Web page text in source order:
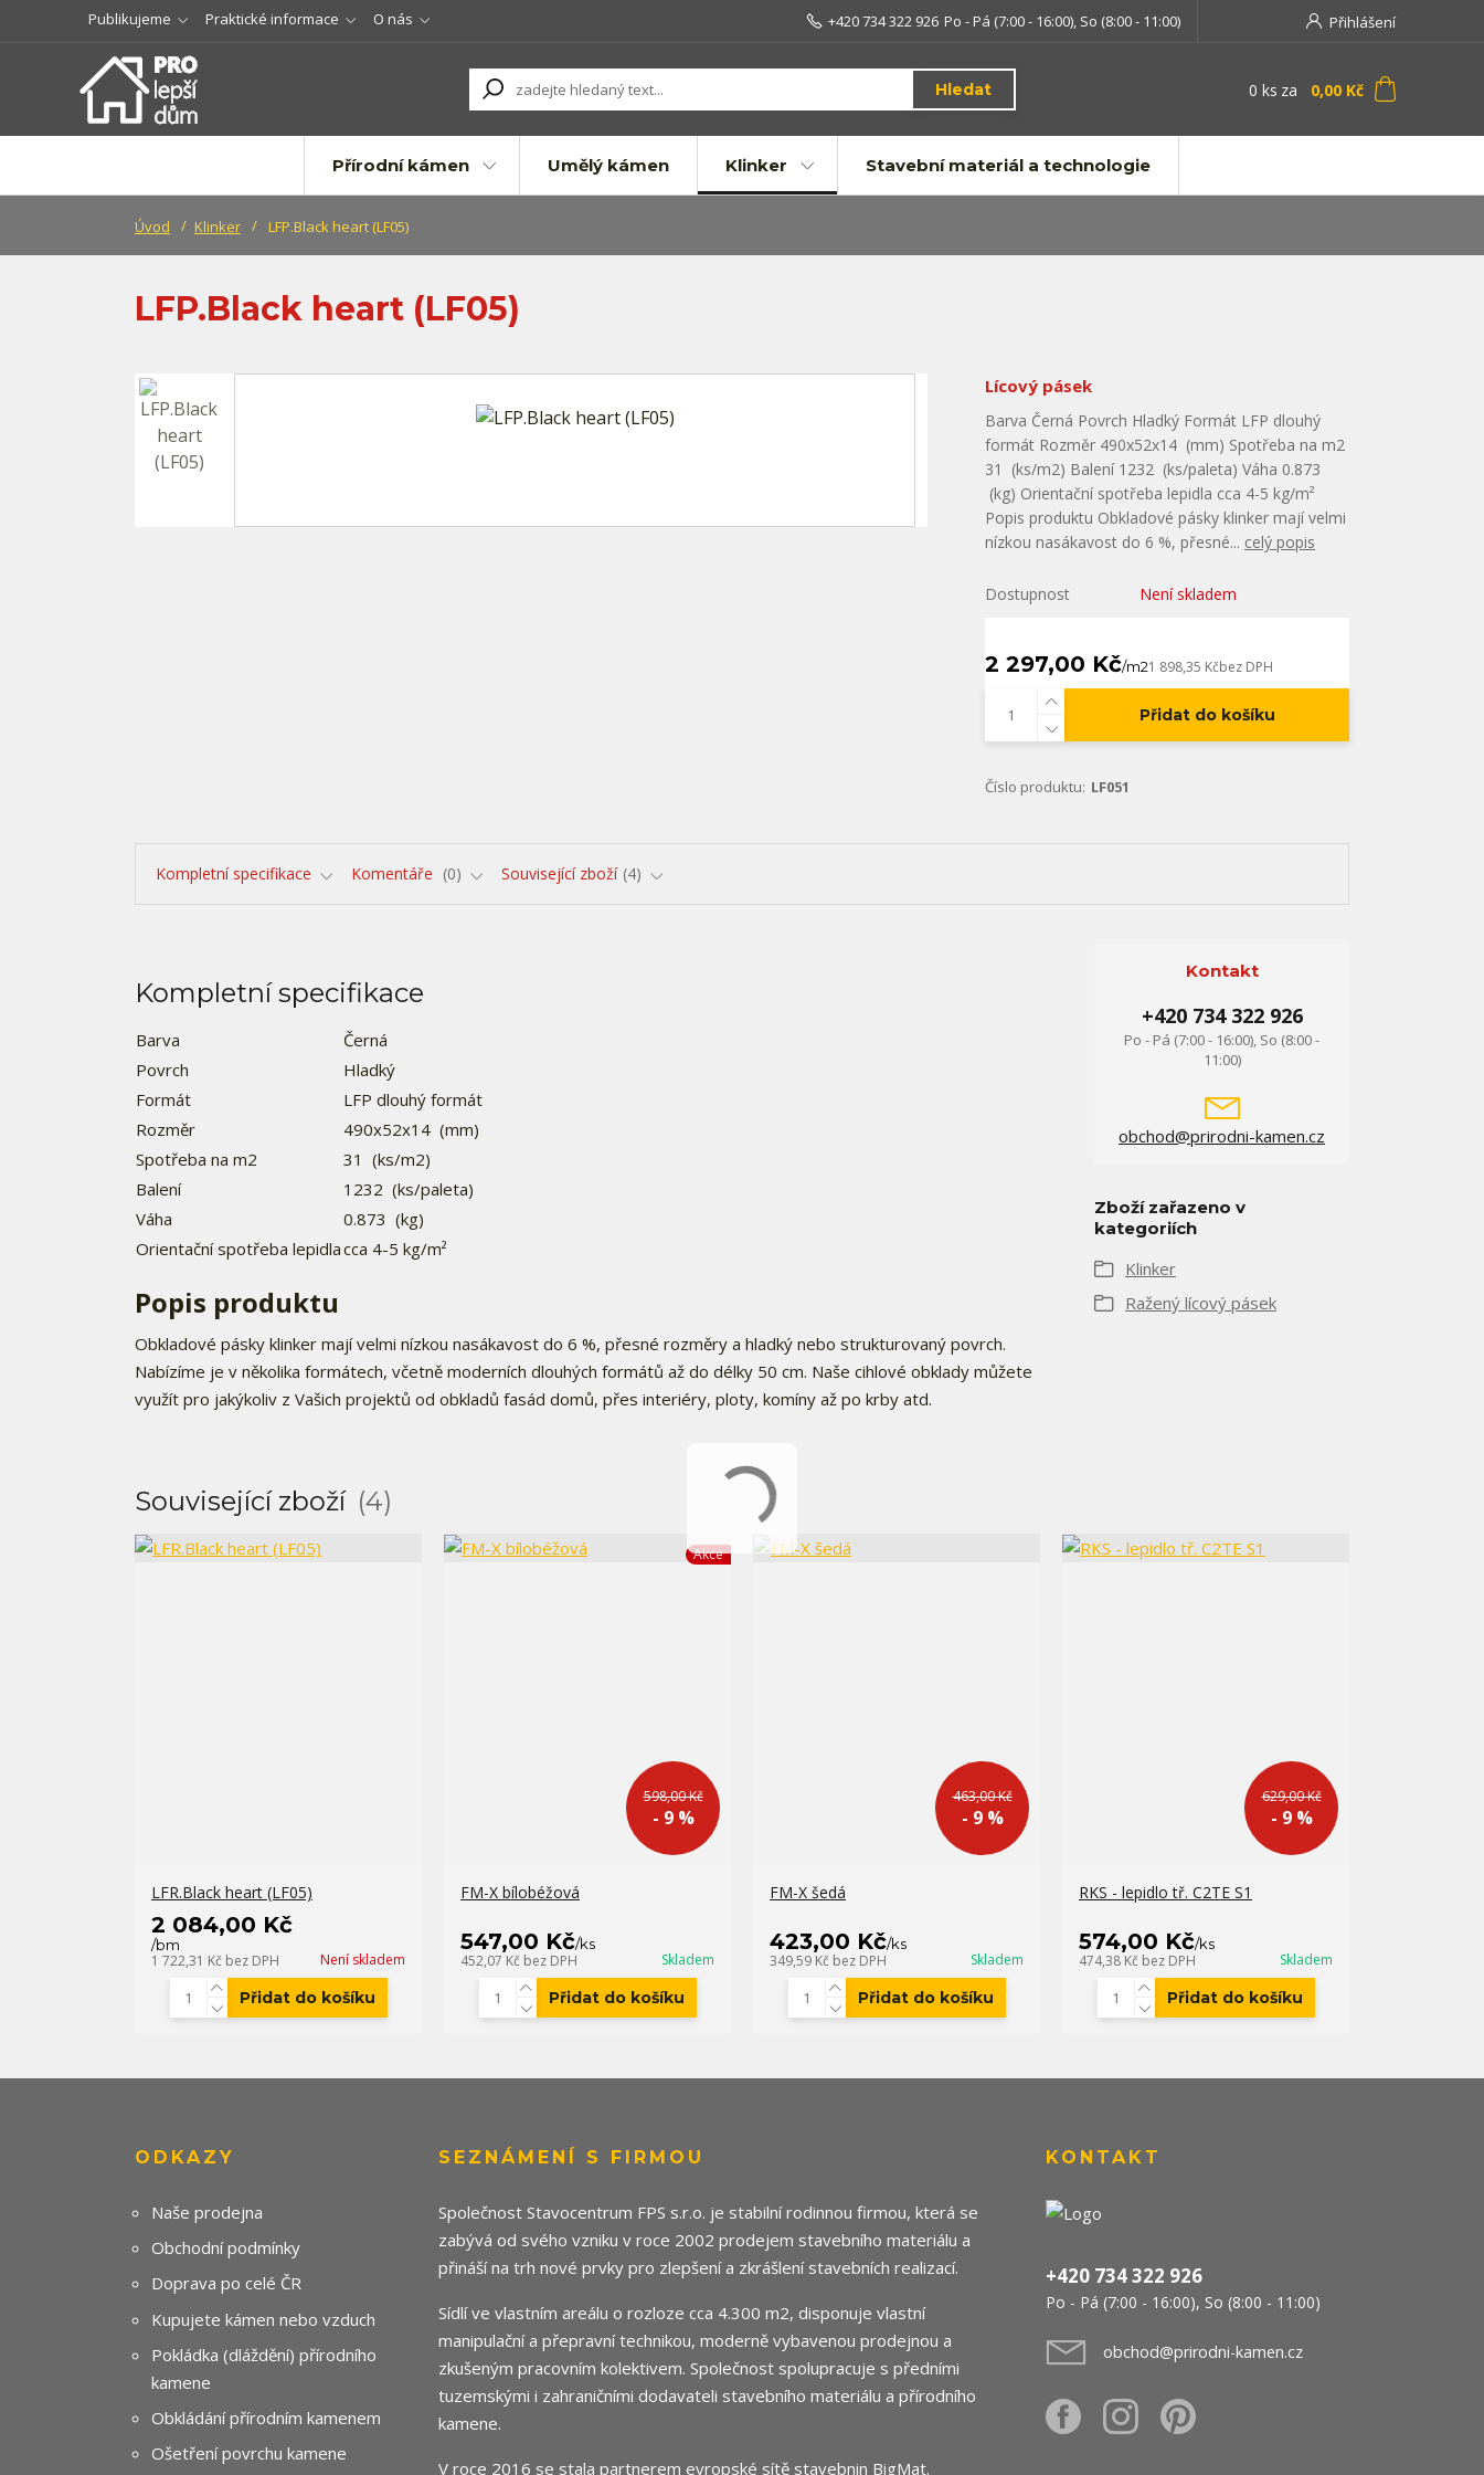
Publikujeme Praktické informace O nás Přihlášení
Hledat
+420 734 322 926 Po - Pá (7:00 - 16:00), So (8:00 - 11:00)
0 ks za 0,00 Kč
Přírodní kámen Umělý kámen Klinker Stavební materiál a technologie
Úvod Klinker LFP.Black heart (LF05)
LFP.Black heart (LF05)
Lícový pásek
Barva Černá Povrch Hladký Formát LFP dlouhý
formát Rozměr 490x52x14 (mm) Spotřeba na m2
31 (ks/m2) Balení 1232 (ks/paleta) Váha 0.873
(kg) Orientační spotřeba lepidla cca 4-5 kg/m²
Popis produktu Obkladové pásky klinker mají velmi
nízkou nasákavost do 6 %, přesné... celý popis
Dostupnost Není skladem
2 297,00 Kč/m21 898,35 Kčbez DPH
Přidat do košíku
Číslo produktu: LF051
Kompletní specifikace Komentáře 0 Související zboží 4
Kompletní specifikace
Barva
Černá
Povrch
Hladký
Formát
LFP dlouhý formát
Rozměr
490x52x14 (mm)
Spotřeba na m2
31 (ks/m2)
Balení
1232 (ks/paleta)
Váha
0.873 (kg)
Orientační spotřeba lepidlacca 4-5 kg/m²
Popis produktu
Obkladové pásky klinker mají velmi nízkou nasákavost do 6 %, přesné rozměry a hladký nebo strukturovaný povrch.
Nabízíme je v několika formátech, včetně moderních dlouhých formátů až do délky 50 cm. Naše cihlové obklady můžete
využít pro jakýkoliv z Vašich projektů od obkladů fasád domů, přes interiéry, ploty, komíny až po krby atd.
Kontakt
+420 734 322 926
Po - Pá (7:00 - 16:00), So (8:00 -
11:00)
obchod@prirodni-kamen.cz
Zboží zařazeno v
kategoriích
Klinker
Ražený lícový pásek
Související zboží 4
LFR.Black heart (LF05)
2 084,00 Kč
/bm
1 722,31 Kč bez DPH Není skladem
Přidat do košíku
Akce
598,00 Kč
- 9 %
FM-X bílobéžová
547,00 Kč/ks
452,07 Kč bez DPH Skladem
Přidat do košíku
463,00 Kč
- 9 %
FM-X šedá
423,00 Kč/ks
349,59 Kč bez DPH Skladem
Přidat do košíku
629,00 Kč
- 9 %
RKS - lepidlo tř. C2TE S1
574,00 Kč/ks
474,38 Kč bez DPH Skladem
Přidat do košíku
ODKAZY
Naše prodejna
Obchodní podmínky
Doprava po celé ČR
Kupujete kámen nebo vzduch
Pokládka (dláždění) přírodního
kamene
Obkládání přírodním kamenem
Ošetření povrchu kamene
SEZNÁMENÍ S FIRMOU
Společnost Stavocentrum FPS s.r.o. je stabilní rodinnou firmou, která se
zabývá od svého vzniku v roce 2002 prodejem stavebního materiálu a
přináší na trh nové prvky pro zlepšení a zkrášlení stavebních realizací.
Sídlí ve vlastním areálu o rozloze cca 4.300 m2, disponuje vlastní
manipulační a přepravní technikou, moderně vybavenou prodejnou a
zkušeným pracovním kolektivem. Společnost spolupracuje s předními
tuzemskými i zahraničními dodavateli stavebního materiálu a přírodního
kamene.
V roce 2016 se stala partnerem evropské sítě stavebnin BigMat.
KONTAKT
+420 734 322 926
Po - Pá (7:00 - 16:00), So (8:00 - 11:00)
obchod@prirodni-kamen.cz